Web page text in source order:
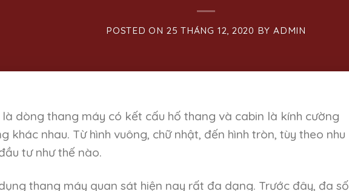
POSTED ON 25 THÁNG 12, 2020 BYADMIN
dòng thang máy có kết cấu hố thang và cabin là kính cường
khác nhau. Từ hình vuông, chữ nhật, đến hình tròn, tùy theo nhu
tư như thế nào.
thang máy quan sát hiện nay rất đa dạng. Trước đây, đa số